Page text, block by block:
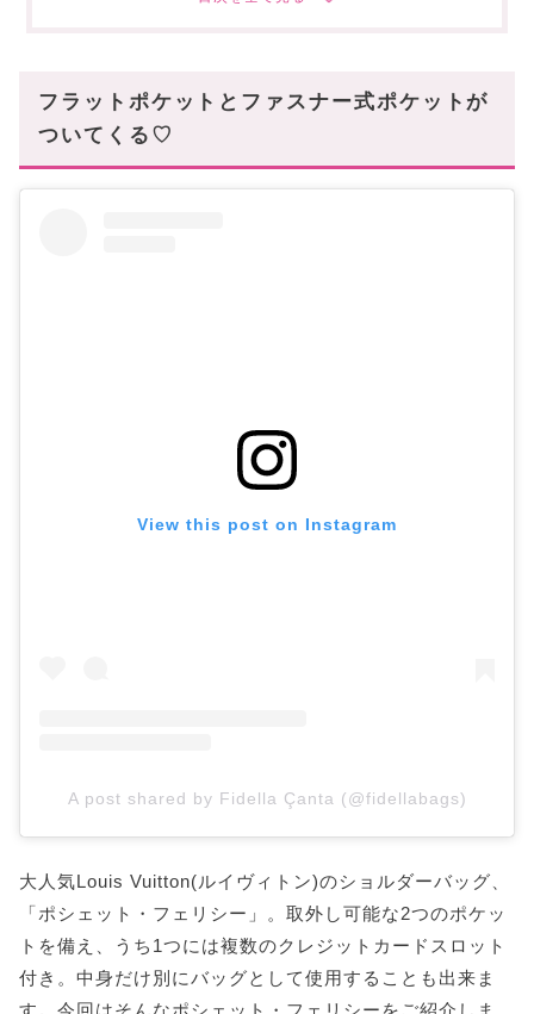
ダミエエペヌ
ダミエアズール
定番柄も長年使える万能アイテム
フラットポケットとファスナー式ポケットが
ついてくる♡
View this post on Instagram
A post shared by Fidella Çanta (@fidellabags)
大人気Louis Vuitton(ルイヴィトン)のショルダーバッグ、
「ポシェット・フェリシー」。取外し可能な2つのポケッ
トを備え、うち1つには複数のクレジットカードスロット
付き。中身だけ別にバッグとして使用することも出来ま
す。今回はそんなポシェット・フェリシーをご紹介しま